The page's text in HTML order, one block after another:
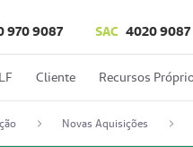
970 9087 SAC 4020 9087
Cliente Recursos
Novas Aquisições